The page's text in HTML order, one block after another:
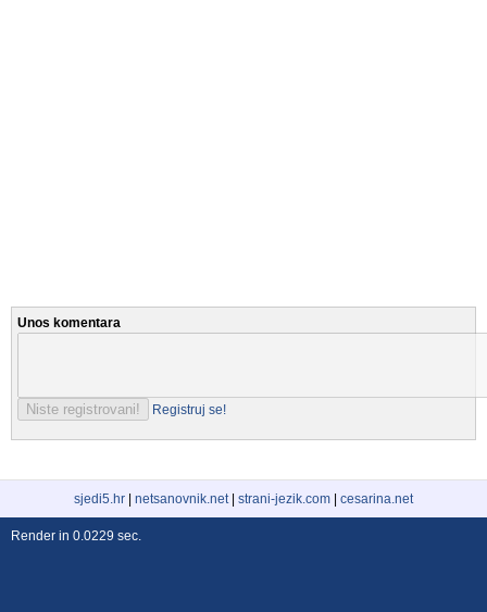
Unos komentara
Registruj se!
sjedi5.hr netsanovnik.net| strani-jezik.com cesarina.net
Render in 0.0229 sec.